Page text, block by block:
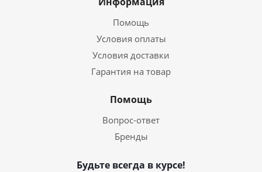
Помощь
Условия оплаты
Условия доставки
Гарантия на товар
Помощь
Вопрос-ответ
Бренды
Будьте всегда в курсе!